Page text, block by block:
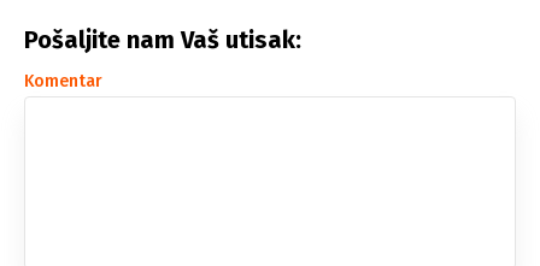
Pošaljite nam Vaš utisak:
Komentar